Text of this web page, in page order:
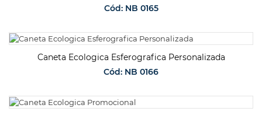
Cód: NB 0165
SOLICITAR ORÇAMENTO
Caneta Ecologica Esferografica Personalizada
Cód: NB 0166
SOLICITAR ORÇAMENTO